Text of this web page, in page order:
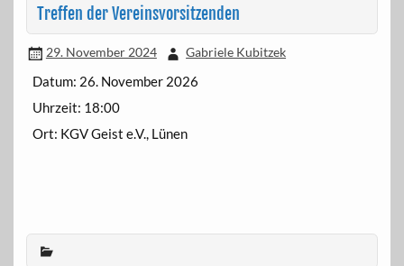
Treffen der Vereinsvorsitzenden
29. November 2024 Gabriele Kubitzek
Datum: 26. November 2026
Uhrzeit: 18:00
Ort: KGV Geist e.V., Lünen